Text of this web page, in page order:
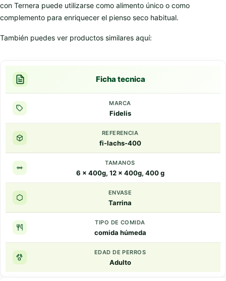
con Ternera puede utilizarse como alimento único o como
complemento para enriquecer el pienso seco habitual.
También puedes ver productos similares aquí:
Ficha tecnica
MARCA
Fidelis
REFERENCIA
fi-lachs-400
TAMANOS
6 x 400g, 12 x 400g, 400 g
ENVASE
Tarrina
TIPO DE COMIDA
comida húmeda
EDAD DE PERROS
Adulto